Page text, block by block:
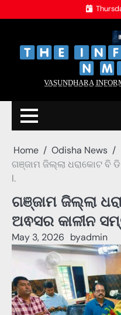
to
V̲A̲S̲U̲N̲D̲H̲A̲R̲A̲
Home
Odisha News
ଗଞ୍ଜାମ ଜିଲ୍ଲା ଧରାକୋଟ ବି
l.
ଗଞ୍ଜାମ ଜିଲ୍ଲା
ଅଵସର କାଳୀନ
May 3, 2026 byadmin